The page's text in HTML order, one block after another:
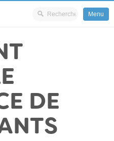
Menu
DE